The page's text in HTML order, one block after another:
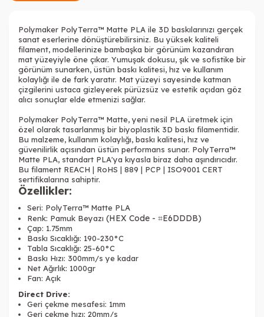
Polymaker PolyTerra™ Matte PLA ile 3D baskılarınızı gerçek
sanat eserlerine dönüştürebilirsiniz. Bu yüksek kaliteli
filament, modellerinize bambaşka bir görünüm kazandıran
mat yüzeyiyle öne çıkar. Yumuşak dokusu, şık ve sofistike bir
görünüm sunarken, üstün baskı kalitesi, hız ve kullanım
kolaylığı ile de fark yaratır. Mat yüzeyi sayesinde katman
çizgilerini ustaca gizleyerek pürüzsüz ve estetik açıdan göz
alıcı sonuçlar elde etmenizi sağlar.
Polymaker PolyTerra™ Matte, yeni nesil PLA üretmek için
özel olarak tasarlanmış bir biyoplastik 3D baskı filamentidir.
Bu malzeme, kullanım kolaylığı, baskı kalitesi, hız ve
güvenilirlik açısından üstün performans sunar. PolyTerra™
Matte PLA, standart PLA'ya kıyasla biraz daha aşındırıcıdır.
Bu filament REACH | RoHS | 889 | PCP | ISO9001 CERT
sertifikalarına sahiptir.
Özellikler:
Seri: PolyTerra™ Matte PLA
Renk: Pamuk Beyazı (HEX Code - ⌗E6DDDB)
Çap: 1.75mm
Baskı Sıcaklığı: 190-230°C
Tabla Sıcaklığı: 25-60°C
Baskı Hızı: 300mm/s ye kadar
Net Ağırlık: 1000gr
Fan: Açık
Direct Drive:
Geri çekme mesafesi: 1mm
Geri çekme hızı: 20mm/s